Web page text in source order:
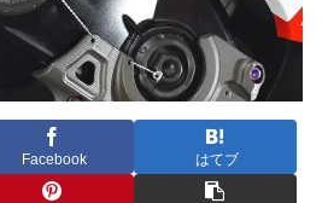
Facebook はてブ